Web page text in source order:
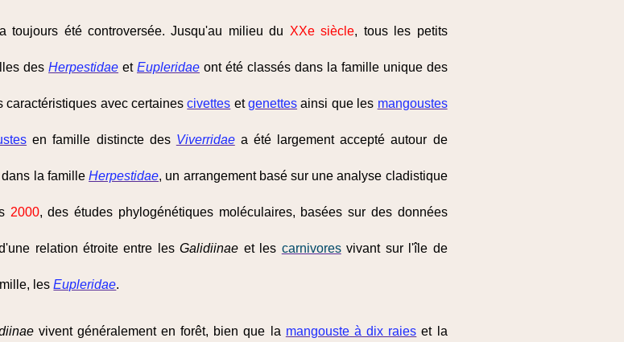
a toujours été controversée. Jusqu'au milieu du XXe siècle, tous les petits
desHerpestidae et Eupleridaeont été classés dans la famille unique des
caractéristiques avec certainescivettes etgenettes ainsi que les mangoustes
en famille distincte des Viverridaea été largement accepté autour de
dans la familleHerpestidae, un arrangement basé sur une analyse cladistique
2000, des études phylogénétiques moléculaires, basées sur des données
relation étroite entre lesGalidiinae et les carnivoresvivant sur l'île de
lesEupleridae.
vivent généralement en forêt, bien que la mangouste à dix raies et la